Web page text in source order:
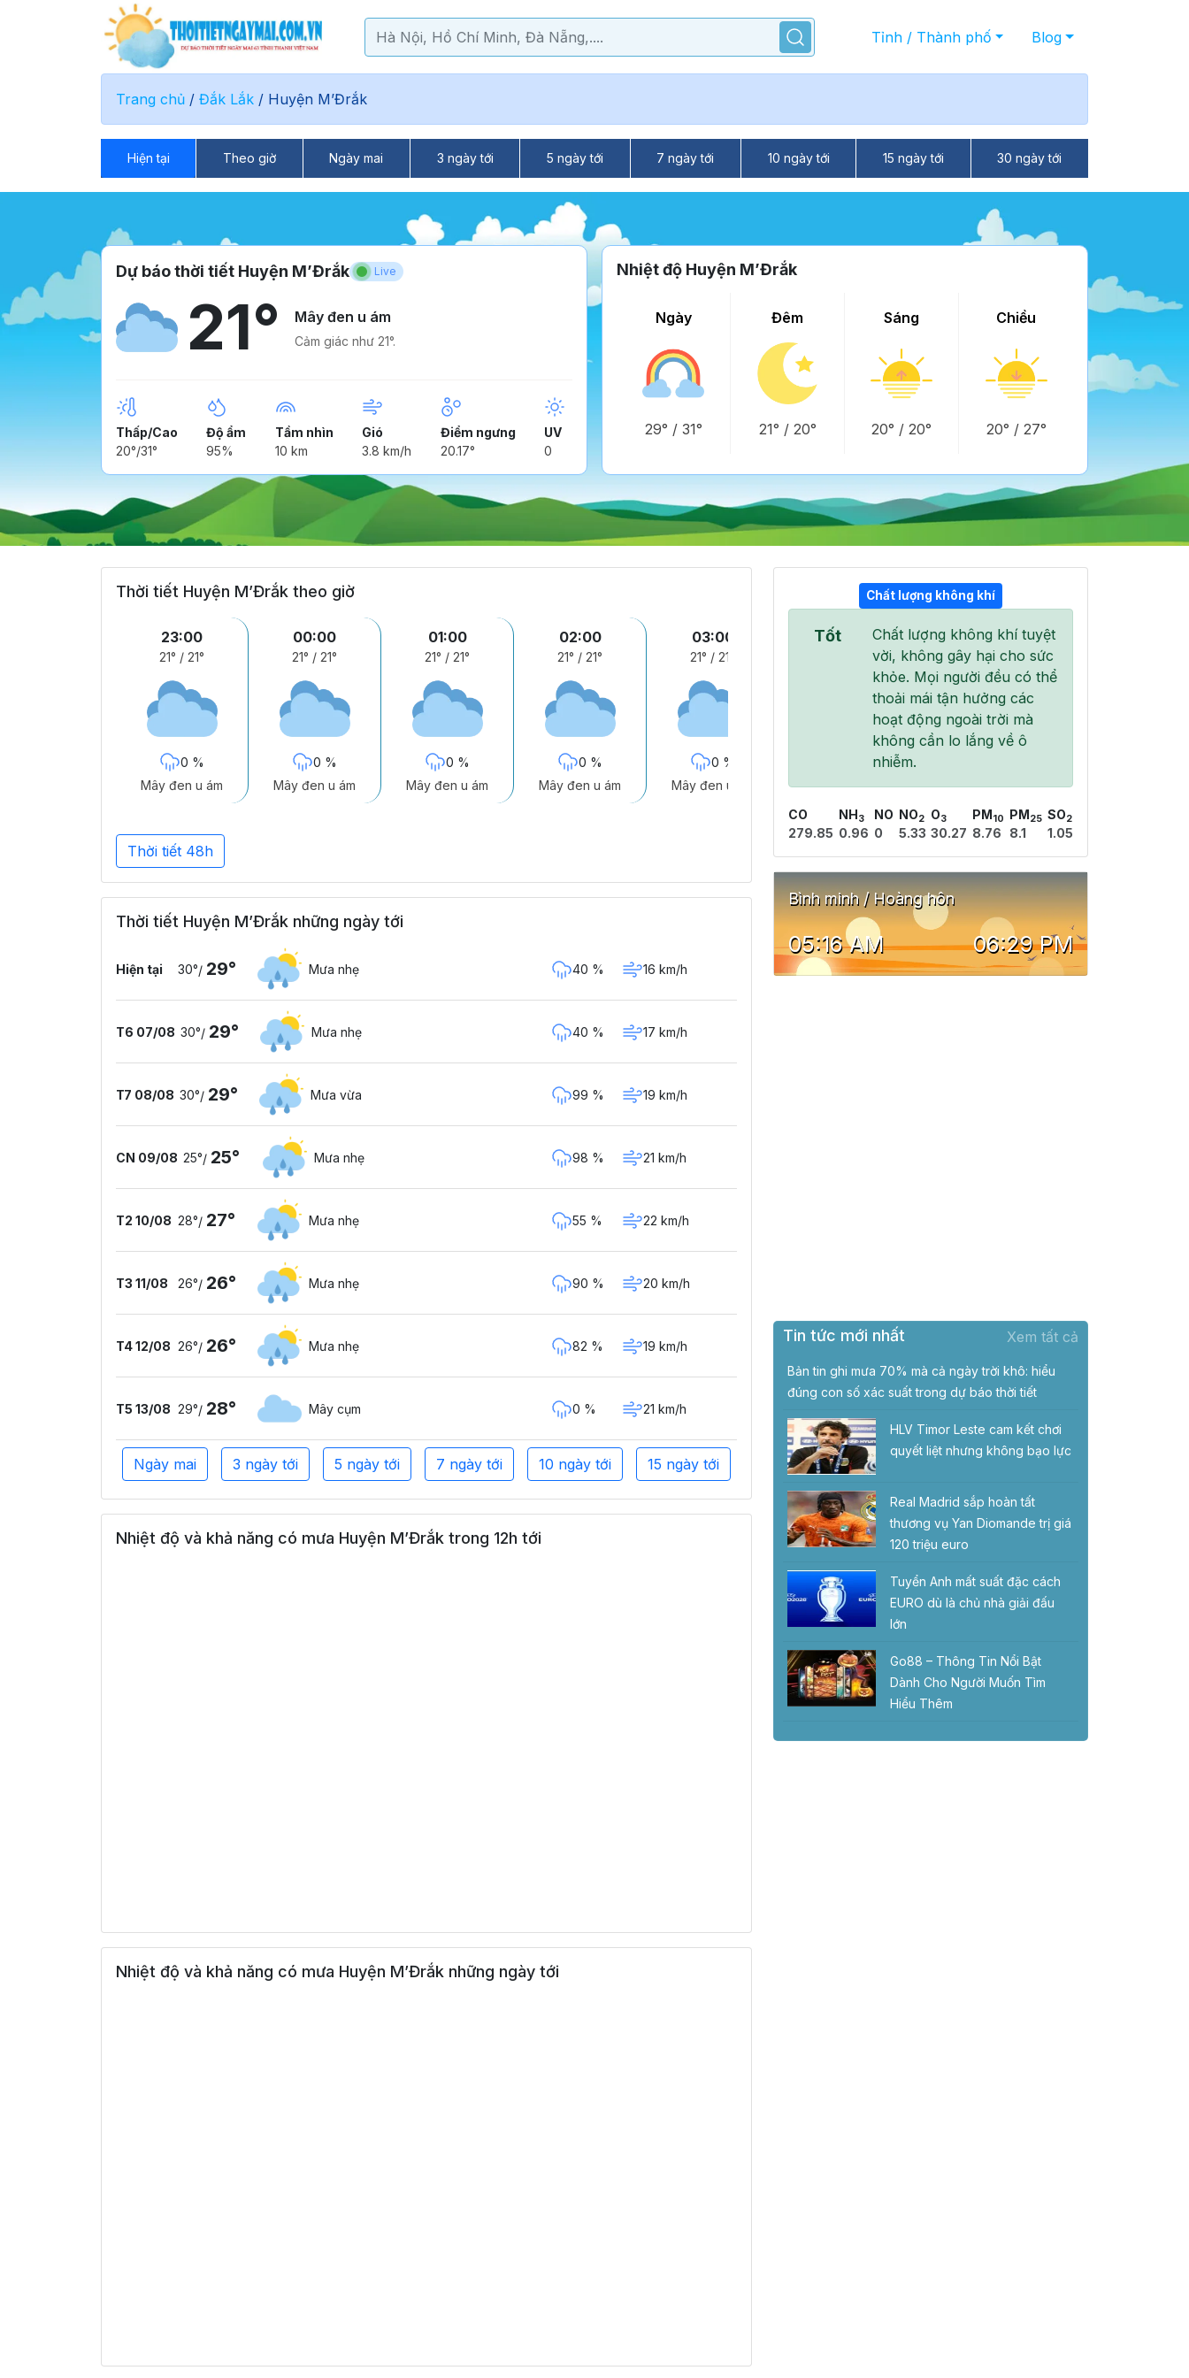
Tỉnh / Thành phố Blog
Trang chủ / Đắk Lắk / Huyện M’Đrắk
Hiện tại Theo giờ Ngày mai 3 ngày tới 5 ngày tới 7 ngày tới 10 ngày tới 15 ngày tới 30 ngày tới
Dự báo thời tiết Huyện M’Đrắk Live
21° Mây đen u ám
Cảm giác như 21°.
Thấp/Cao
20°/31°
Độ ẩm
95%
Tầm nhìn
10 km
Gió
3.8 km/h
Điểm ngưng
20.17°
UV
0
Nhiệt độ Huyện M’Đrắk
Ngày
29° / 31°
Đêm
21° / 20°
Sáng
20° / 20°
Chiều
20° / 27°
Thời tiết Huyện M’Đrắk theo giờ
23:00
21° / 21°
0 %
Mây đen u ám
00:00
21° / 21°
0 %
Mây đen u ám
01:00
21° / 21°
0 %
Mây đen u ám
02:00
21° / 21°
0 %
Mây đen u ám
03:00
21° / 21°
0 %
Mây đen u ám
04:00
Mây đen u ám
05:00
20° /20°
Mây đen u ám
Mây đen u ám
Thời tiết 48h
Thời tiết Huyện M’Đrắk những ngày tới
Hiện tại 30°/ 29° Mưa nhẹ 40 % 16 km/h
T6 07/08 30°/ 29° Mưa nhẹ 40 % 17 km/h
T7 08/08 30°/ 29° Mưa vừa 99 % 19 km/h
CN 09/08 25°/ 25° Mưa nhẹ 98 % 21 km/h
T2 10/08 28°/ 27° Mưa nhẹ 55 % 22 km/h
T3 11/08 26°/ 26° Mưa nhẹ 90 % 20 km/h
T4 12/08 26°/ 26° Mưa nhẹ 82 % 19 km/h
T5 13/08 29°/ 28° Mây cụm 0 % 21 km/h
Ngày mai 3 ngày tới 5 ngày tới 7 ngày tới 10 ngày tới 15 ngày tới
Nhiệt độ và khả năng có mưa Huyện M’Đrắk trong 12h tới
Nhiệt độ và khả năng có mưa Huyện M’Đrắk những ngày tới
Chất lượng không khí
Tốt
Chất lượng không khí tuyệt
vời, không gây hại cho sức
khỏe. Mọi người đều có thể
thoải mái tận hưởng các
hoạt động ngoài trời mà
không cần lo lắng về ô
nhiễm.
CO
279.85
NH 3
0.96
NO
0
NO2
5.33
O3
30.27
PM 10
8.76
PM 25
8.1
SO2
1.05
Bình minh / Hoàng hôn
05:16 AM 06:29 PM
Tin tức mới nhất Xem tất cả
Bản tin ghi mưa 70% mà cả ngày trời khô: hiểu
đúng con số xác suất trong dự báo thời tiết
HLV Timor Leste cam kết chơi
quyết liệt nhưng không bạo lực
Real Madrid sắp hoàn tất
thương vụ Yan Diomande trị giá
120 triệu euro
Tuyển Anh mất suất đặc cách
EURO dù là chủ nhà giải đấu
lớn
Go88 – Thông Tin Nổi Bật
Dành Cho Người Muốn Tìm
Hiểu Thêm